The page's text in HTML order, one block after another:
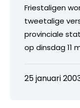
Friestaligen
tweetalige
provinciale
op dinsdag 11
25 januari